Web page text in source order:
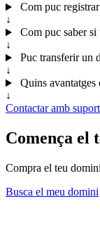
Com puc
↓
Com puc saber
↓
Puc transferir un
↓
Quins
↓
Contactar amb suport
Comença el
Compra el teu
Busca el meu domini